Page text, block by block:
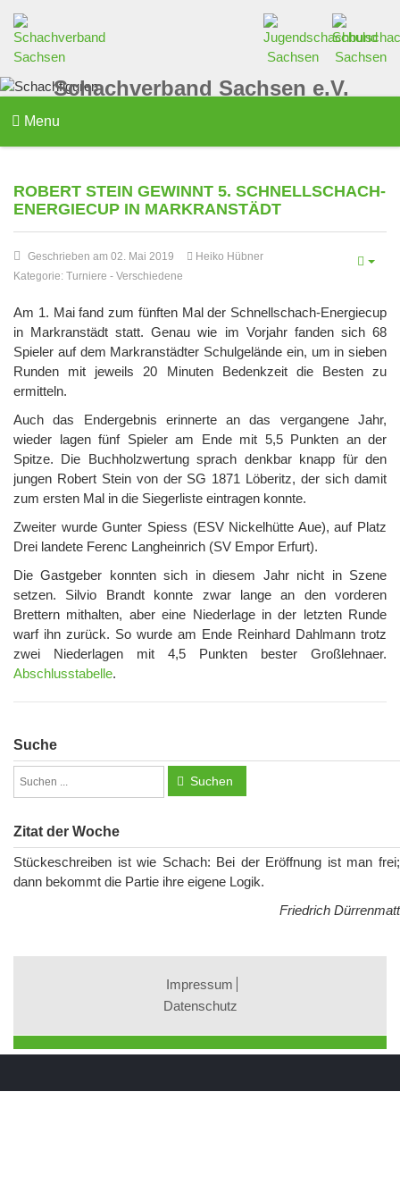
Schachverband Sachsen e.V.
Menu
ROBERT STEIN GEWINNT 5. SCHNELLSCHACH-
ENERGIECUP IN MARKRANSTÄDT
Geschrieben am 02. Mai 2019
Heiko Hübner
Kategorie: Turniere - Verschiedene
Am 1. Mai fand zum fünften Mal der Schnellschach-Energiecup
in Markranstädt statt. Genau wie im Vorjahr fanden sich 68
Spieler auf dem Markranstädter Schulgelände ein, um in sieben
Runden mit jeweils 20 Minuten Bedenkzeit die Besten zu
ermitteln.
Auch das Endergebnis erinnerte an das vergangene Jahr,
wieder lagen fünf Spieler am Ende mit 5,5 Punkten an der
Spitze. Die Buchholzwertung sprach denkbar knapp für den
jungen Robert Stein von der SG 1871 Löberitz, der sich damit
zum ersten Mal in die Siegerliste eintragen konnte.
Zweiter wurde Gunter Spiess (ESV Nickelhütte Aue), auf Platz
Drei landete Ferenc Langheinrich (SV Empor Erfurt).
Die Gastgeber konnten sich in diesem Jahr nicht in Szene
setzen. Silvio Brandt konnte zwar lange an den vorderen
Brettern mithalten, aber eine Niederlage in der letzten Runde
warf ihn zurück. So wurde am Ende Reinhard Dahlmann trotz
zwei Niederlagen mit 4,5 Punkten bester Großlehnaer.
Abschlusstabelle.
Suche
Suchen
Zitat der Woche
Stückeschreiben ist wie Schach: Bei der Eröffnung ist man frei;
dann bekommt die Partie ihre eigene Logik.
Friedrich Dürrenmatt
Impressum
Datenschutz